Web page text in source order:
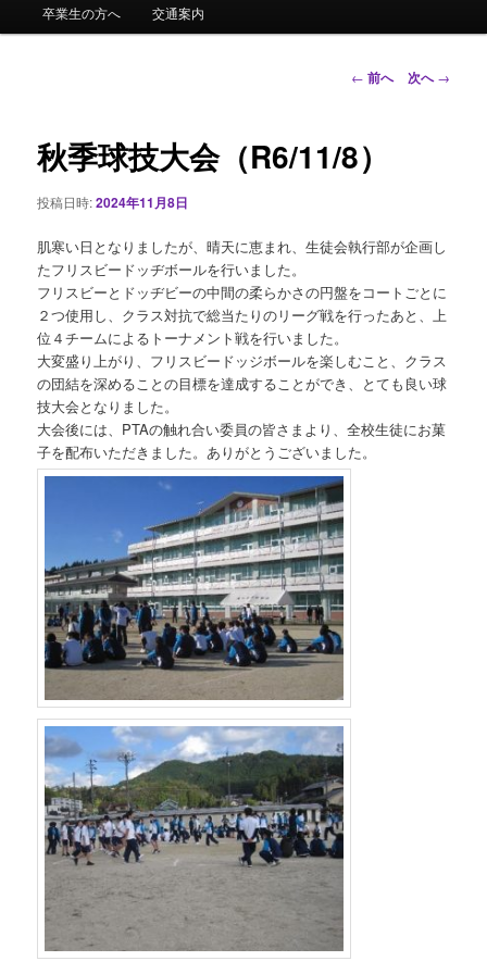
コ
ン
ツ
へ
移
動
卒業生の方へ 交通案内
投
ビ
ゲ
ン
← 前へ 次へ→
秋季球技大会（R6/11/8）
投稿日時:2024年11月8日
肌寒い日となりましたが、晴天に恵まれ、生徒会執行部が企画し
たフリスビードッヂボールを行いました。
フリスビーとドッヂビーの中間の柔らかさの円盤をコートごとに
２つ使用し、クラス対抗で総当たりのリーグ戦を行ったあと、上
位４チームによるトーナメント戦を行いました。
大変盛り上がり、フリスビードッジボールを楽しむこと、クラス
の団結を深めることの目標を達成することができ、とても良い球
技大会となりました。
大会後には、PTAの触れ合い委員の皆さまより、全校生徒にお菓
子を配布いただきました。ありがとうございました。